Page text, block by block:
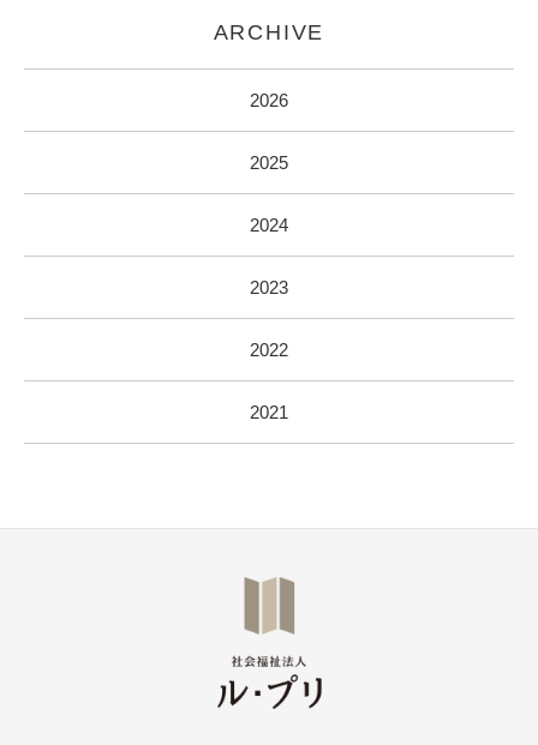
ARCHIVE
2026
2025
2024
2023
2022
2021